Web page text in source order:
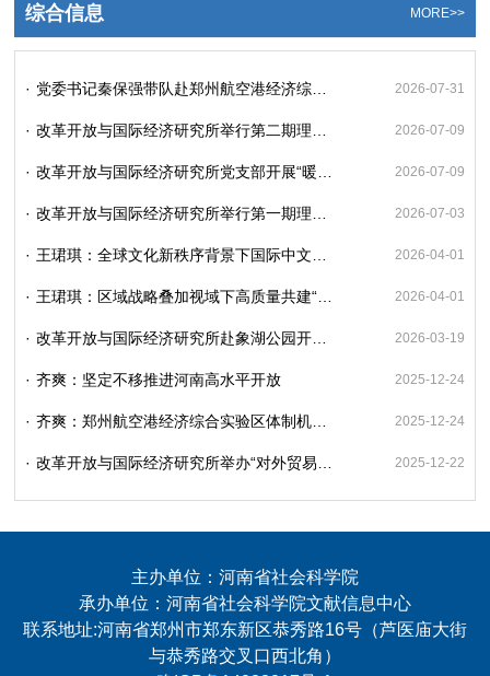
综合信息 MORE>>
· 党委书记秦保强带队赴郑州航空港经济综合实验区调研 2026-07-31
· 改革开放与国际经济研究所举行第二期理论热点交流会 2026-07-09
· 改革开放与国际经济研究所党支部开展“暖心护学践初心 志愿服务显担当”主题党日活动 2026-07-09
· 改革开放与国际经济研究所举行第一期理论热点交流会 2026-07-03
· 王珺琪：全球文化新秩序背景下国际中文教育高质量发展的三重逻辑 2026-04-01
· 王珺琪：区域战略叠加视域下高质量共建“一带一路”节点城市的创新路径与协同实践 2026-04-01
· 改革开放与国际经济研究所赴象湖公园开展学雷锋志愿服务主题党日活动 2026-03-19
· 齐爽：坚定不移推进河南高水平开放 2025-12-24
· 齐爽：郑州航空港经济综合实验区体制机制改革与创新发展研究 2025-12-24
· 改革开放与国际经济研究所举办“对外贸易高质量发展”专题研讨会 2025-12-22
主办单位：河南省社会科学院
承办单位：河南省社会科学院文献信息中心
联系地址:河南省郑州市郑东新区恭秀路16号（芦医庙大街
与恭秀路交叉口西北角）